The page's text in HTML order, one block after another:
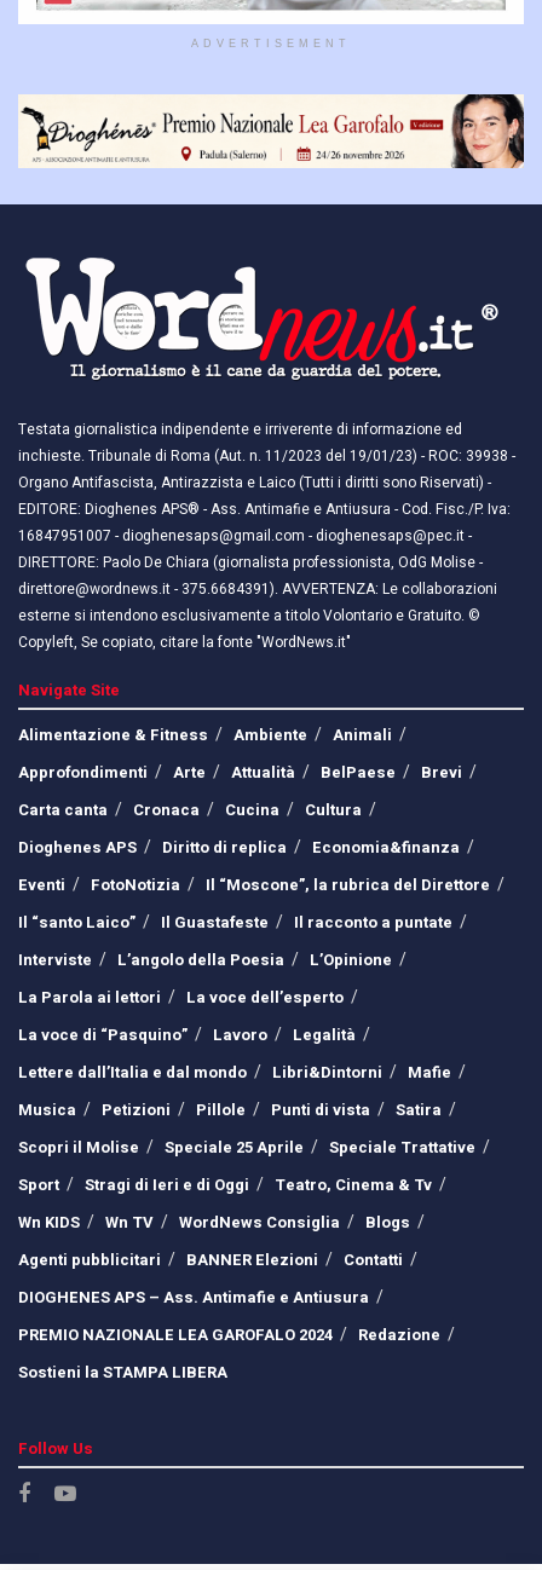
ADVERTISEMENT
Testata giornalistica indipendente e irriverente di informazione ed
inchieste. Tribunale di Roma (Aut. n. 11/2023 del 19/01/23) - ROC: 39938 -
Organo Antifascista, Antirazzista e Laico (Tutti i diritti sono Riservati) -
EDITORE: Dioghenes APS® - Ass. Antimafie e Antiusura - Cod. Fisc./P. Iva:
16847951007 - dioghenesaps@gmail.com - dioghenesaps@pec.it - ​​
DIRETTORE: Paolo De Chiara (giornalista professionista, OdG Molise -
direttore@wordnews.it - ​​375.6684391). AVVERTENZA: Le collaborazioni
esterne si intendono esclusivamente a titolo Volontario e Gratuito. ©
Copyleft, Se copiato, citare la fonte "WordNews.it"
Navigate Site
Alimentazione & Fitness
Ambiente
Animali
Approfondimenti
Arte Attualità BelPaese
Brevi
Carta canta
Cronaca Cucina
Cultura
Dioghenes APS
Diritto di replica
Economia&finanza
Eventi
FotoNotizia
Il “Moscone”, la rubrica del Direttore
Il “santo Laico”
Il Guastafeste
Il racconto a puntate
Interviste
L’angolo della Poesia
L’Opinione
La Parola ai lettori
La voce dell’esperto
La voce di “Pasquino”
Lavoro
Legalità
Lettere dall’Italia e dal mondo
Libri&Dintorni
Mafie
Musica
Petizioni Pillole Punti di vista
Satira
Scopri il Molise
Speciale 25 Aprile
Speciale Trattative
Sport
Stragi di Ieri e di Oggi
Teatro, Cinema & Tv
Wn KIDS
Wn TV WordNews Consiglia
Blogs
Agenti pubblicitari
BANNER Elezioni
Contatti
DIOGHENES APS – Ass. Antimafie e Antiusura
PREMIO NAZIONALE LEA GAROFALO 2024
Redazione
Sostieni la STAMPA LIBERA
Follow Us